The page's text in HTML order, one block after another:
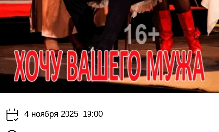
4 ноября 2025 19:00